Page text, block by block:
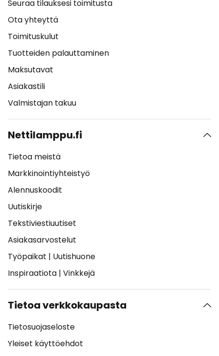
Seuraa tilauksesi toimitusta
Ota yhteyttä
Toimituskulut
Tuotteiden palauttaminen
Maksutavat
Asiakastili
Valmistajan takuu
Nettilamppu.fi
Tietoa meistä
Markkinointiyhteistyö
Alennuskoodit
Uutiskirje
Tekstiviestiuutiset
Asiakasarvostelut
Työpaikat | Uutishuone
Inspiraatiota | Vinkkejä
Tietoa verkkokaupasta
Tietosuojaseloste
Yleiset käyttöehdot